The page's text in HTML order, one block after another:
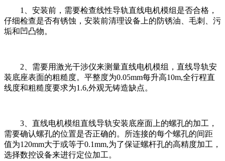
1、安装前，需要检查线性导轨直线电机模组是否合格，
仔细检查是否有锈蚀，安装前清理设备上的防锈油、毛刺、污
垢和凹凸物。
2、需要用激光干涉仪来测量直线电机模组，直线导轨安
装底座表面的粗糙度。平整度为0.05mm每升高10m,全行程直
线度和粗糙度要求为1.6,外观无铸造缺点。
3、直线电机模组直线导轨安装底座面上的螺孔的加工，
需要确认螺孔的位置是否正确的。所连接的每个螺孔的间距
值为120mm大于或等于0.1mm,为了保证螺杆孔的高精度加工，
选择数控设备来进行定位加工。